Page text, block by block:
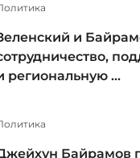
и
региональную ...
Байрамов